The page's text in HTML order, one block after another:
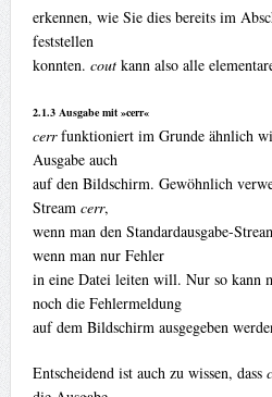
erkennen, wie Sie dies bereits im
feststellen
konnten. coutkann also alle
2.1.3 Ausgabe mit »cerr«
cerrfunktioniert im Grunde ähnlich
Ausgabe auch
auf den Bildschirm. Gewöhnlich
Stream cerr,
wenn man den Standardausgabe-
wenn man nur Fehler
in eine Datei leiten will. Nur so kann
noch die Fehlermeldung
auf dem Bildschirm ausgegeben
Entscheidend ist auch zu wissen, dass